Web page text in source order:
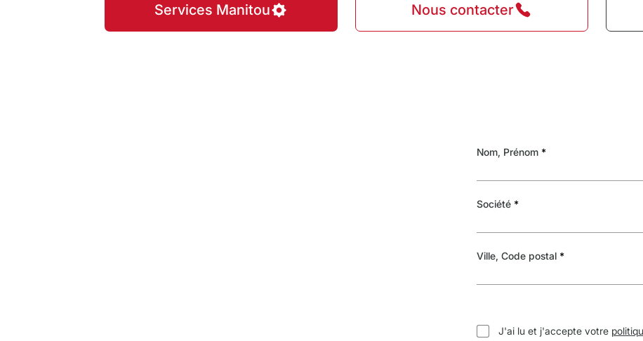
Services Manitou Nous contacter
Nom, Prénom
Société
Ville, Code postal
J'ai lu et j'accepte votre